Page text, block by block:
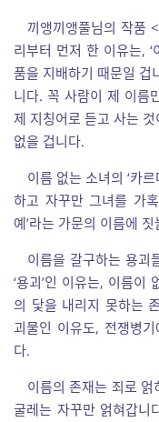
끼앵끼앵풀님의 작품
리부터 먼저 한 이유는,
품을 지배하기 때문일 겁
니다. 꼭 사람이 제 이름
제 지칭어로 듣고 사는
없을 겁니다.
이름 없는 소녀의 ‘카
하고 자꾸만 그녀를 가
예’라는 가문의 이름에
이름을 갈구하는 용괴
‘용괴’인 이유는, 이름이
의 닻을 내리지 못하는
괴물인 이유도, 전쟁병
다.
이름의 존재는 죄로
굴레는 자꾸만 얽혀갑니